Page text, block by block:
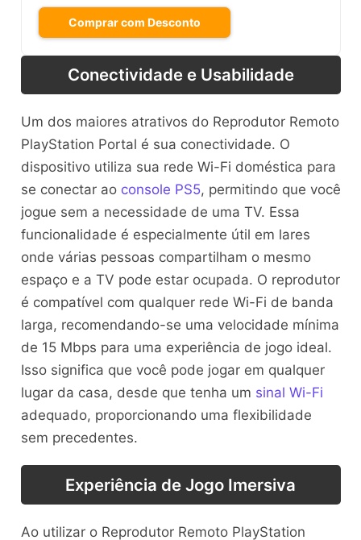
Comprar com Desconto
Conectividade e Usabilidade
Um dos maiores atrativos do Reprodutor Remoto
PlayStation Portal é sua conectividade. O
dispositivo utiliza sua rede Wi-Fi doméstica para
se conectar ao console PS5, permitindo que você
jogue sem a necessidade de uma TV. Essa
funcionalidade é especialmente útil em lares
onde várias pessoas compartilham o mesmo
espaço e a TV pode estar ocupada. O reprodutor
é compatível com qualquer rede Wi-Fi de banda
larga, recomendando-se uma velocidade mínima
de 15 Mbps para uma experiência de jogo ideal.
Isso significa que você pode jogar em qualquer
lugar da casa, desde que tenha um sinal Wi-Fi
adequado, proporcionando uma flexibilidade
sem precedentes.
Experiência de Jogo Imersiva
Ao utilizar o Reprodutor Remoto PlayStation